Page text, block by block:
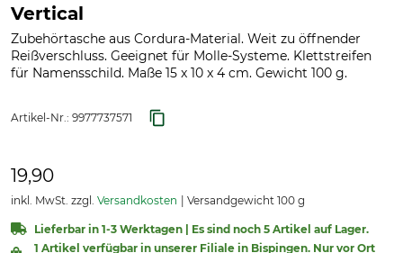
Vertical
Zubehörtasche aus Cordura-Material. Weit zu öffnender
Reißverschluss. Geeignet für Molle-Systeme. Klettstreifen
für Namensschild. Maße 15 x 10 x 4 cm. Gewicht 100 g.
Artikel-Nr.: 9977737571
19,90
inkl. MwSt. zzgl. Versandkosten Versandgewicht 100 g
Lieferbar in 1-3 Werktagen | Es sind noch 5 Artikel auf Lager.
1 Artikel verfügbar in unserer Filiale in Bispingen. Nur vor Ort